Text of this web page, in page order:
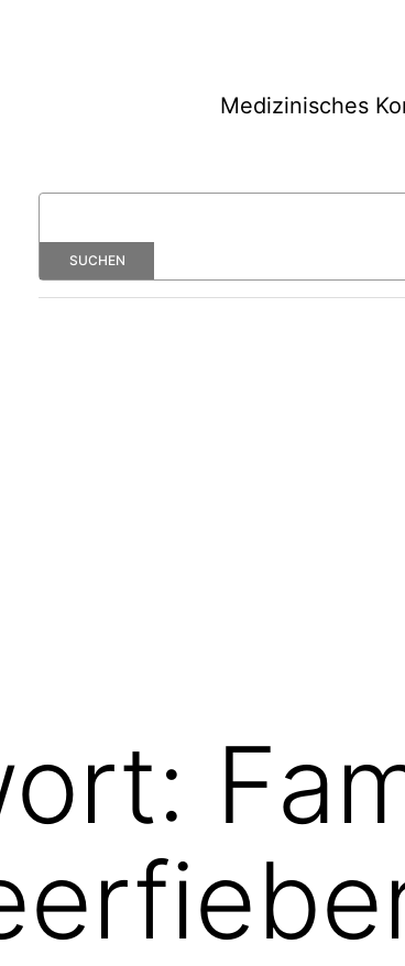
Medizinisches